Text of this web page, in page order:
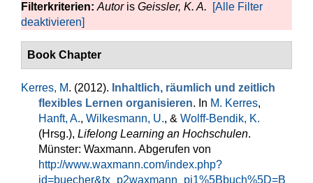
Filterkriterien: Autoris Geissler, K. A.
[Alle Filter
deaktivieren]
Book Chapter
Kerres, M. (2012). Inhaltlich, räumlich und zeitlich
flexibles Lernen organisieren. In M. Kerres,
Hanft, A., Wilkesmann, U., & Wolff-Bendik, K.
(Hrsg.), Lifelong Learning an Hochschulen.
Münster: Waxmann. Abgerufen von
http://www.waxmann.com/index.php?
id=buecher&tx_p2waxmann_pi1%5Bbuch%5D=B